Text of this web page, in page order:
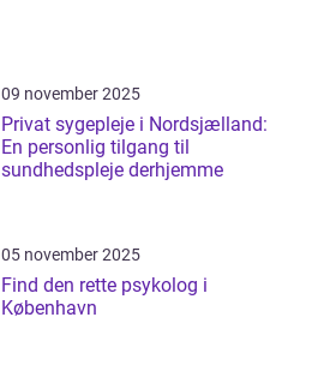
09 november 2025
Privat sygepleje i Nordsjælland:
En personlig tilgang til
sundhedspleje derhjemme
05 november 2025
Find den rette psykolog i
København